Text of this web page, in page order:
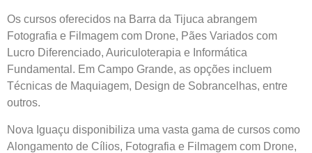
Os cursos oferecidos na Barra da Tijuca abrangem
Fotografia e Filmagem com Drone, Pães Variados com
Lucro Diferenciado, Auriculoterapia e Informática
Fundamental. Em Campo Grande, as opções incluem
Técnicas de Maquiagem, Design de Sobrancelhas, entre
outros.
Nova Iguaçu disponibiliza uma vasta gama de cursos como
Alongamento de Cílios, Fotografia e Filmagem com Drone,